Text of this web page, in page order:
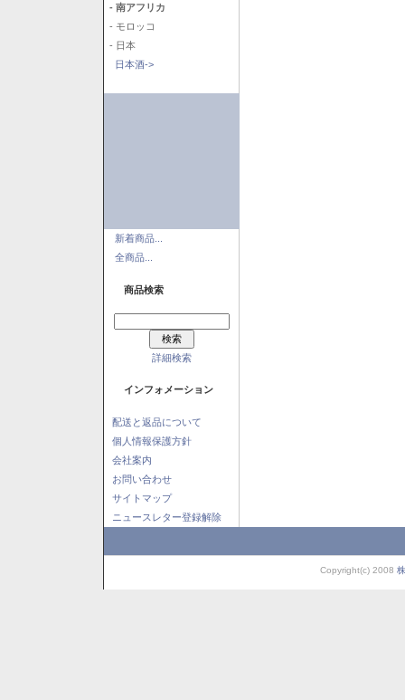
- 南アフリカ
- モロッコ
- 日本
日本酒->
新着商品...
全商品...
商品検索
詳細検索
インフォメーション
配送と返品について
個人情報保護方針
会社案内
お問い合わせ
サイトマップ
ニュースレター登録解除
Copyright(c) 2008